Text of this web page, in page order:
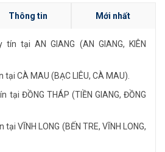
Thông tin Mới nhất
tại AN GIANG (AN GIANG, KIÊN
CÀ MAU (BẠC LIÊU, CÀ MAU).
tại ĐỒNG THÁP (TIỀN GIANG, ĐỒNG
VĨNH LONG (BẾN TRE, VĨNH LONG,